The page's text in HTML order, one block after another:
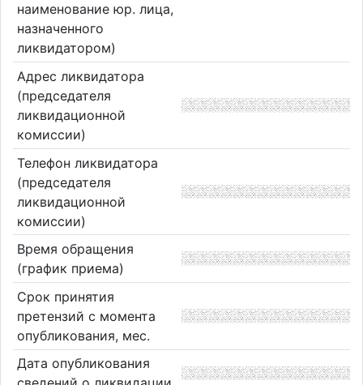
наименование юр. лица,
назначенного
ликвидатором)
Адрес ликвидатора
(председателя
ликвидационной
комиссии)
Телефон ликвидатора
(председателя
ликвидационной
комиссии)
Время обращения
(график приема)
Срок принятия
претензий с момента
опубликования, мес.
Дата опубликования